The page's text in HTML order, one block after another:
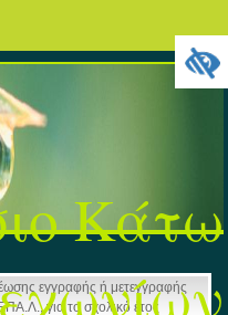
Κάτω
εγγραφής ή μετεγγραφής
για το σχολικό έτος